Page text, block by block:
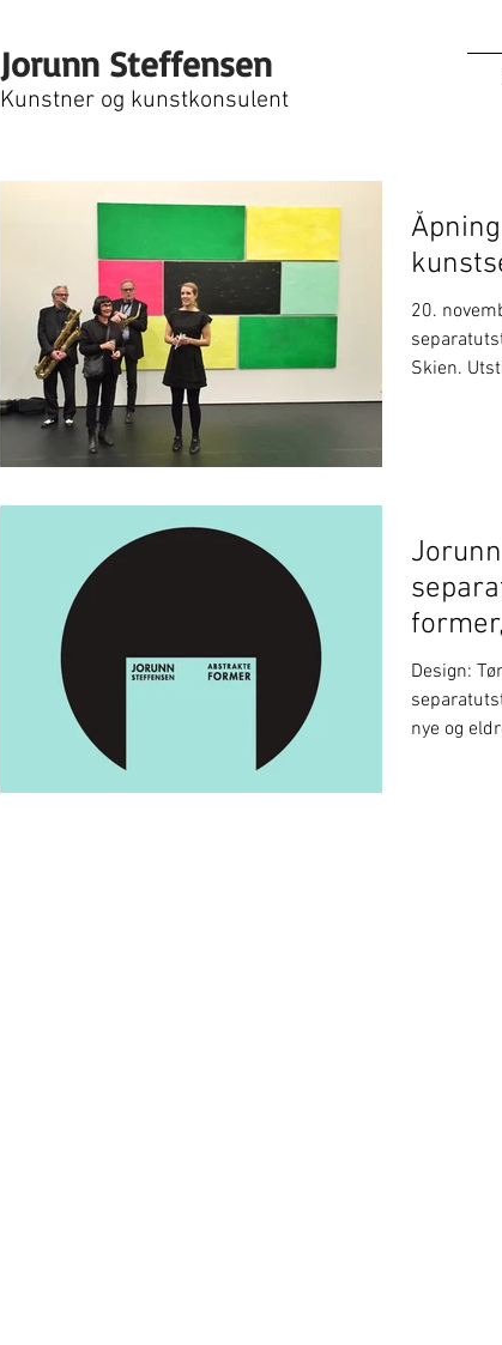
Jorunn Steffensen
Kunstner og kunstkonsulent
20.
Skien.
Design:
nye og